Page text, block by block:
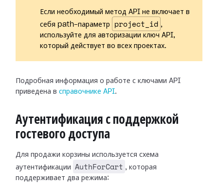
Если необходимый метод API не включает в
себя path-параметр
project_id ,
используйте для авторизации ключ API,
который действует во всех проектах.
Подробная информация о работе с ключами API
приведена в справочнике API.
Аутентификация с поддержкой
гостевого доступа
Для продажи корзины используется схема
аутентификации
AuthForCart , которая
поддерживает два режима: